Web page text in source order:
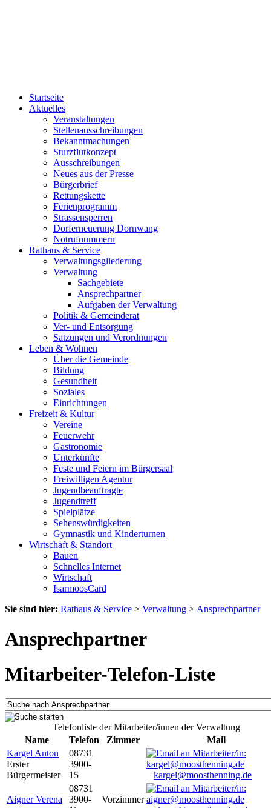
Startseite
Aktuelles
Veranstaltungen
Stellenausschreibungen
Bekanntmachungen
Sturzflutkonzept
Ausschreibungen
Neues aus der Presse
Bürgerbrief
Rettungskette
Ferienprogramm
Strassensperren
Dorferneuerung Dornwang
Notrufnummern
Rathaus & Service
Verwaltungsgliederung
Verwaltung
Sachgebiete
Ansprechpartner
Aufgaben der Verwaltung
Politik & Gemeinderat
Ver- und Entsorgung
Satzungen und Verordnungen
Leben & Wohnen
Über die Gemeinde
Bildung
Gesundheit
Soziales
Einrichtungen
Freizeit & Kultur
Vereine
Feuerwehr
Gastronomie
Unterkünfte
Feste und Feiern im Bürgersaal
Freiwilligen Agentur
Jugendbeauftragte
Jugendtreff
Spielplätze
Sehenswürdigkeiten
Gymnastik und Kinderturnen
Wirtschaft & Standort
Bauen
Schnelles Internet
Wirtschaft
IsarmoosCard
Sie sind hier: Rathaus & Service > Verwaltung > Ansprechpartner
Ansprechpartner
Mitarbeiter-Telefon-Liste
Telefonliste der Mitarbeiter/innen der Verwaltung
Name
Telefon Zimmer
Mail
Kargel Anton
Erster
Bürgermeister
08731
3900-
15
kargel@moosthenning.de
Aigner Verena
08731
3900-
Vorzimmer